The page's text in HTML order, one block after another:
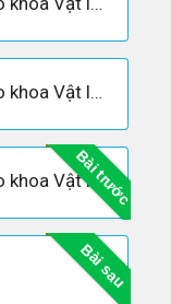
Giải câu 2 Trang 203 - Sách giáo khoa Vật lí 12
Bài trước
Giải câu 3 Trang 203 - Sách giáo khoa Vật lí 12
Bài sau